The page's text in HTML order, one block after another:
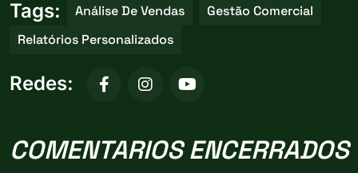
Tags: Análise De Vendas
Gestão Comercial
Relatórios Personalizados
Redes:
COMENTARIOS ENCERRADOS